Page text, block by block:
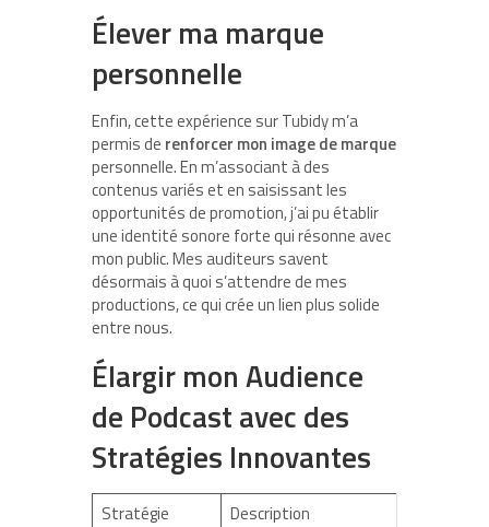
Élever ma marque
personnelle
Enfin, cette expérience sur Tubidy m’a
permis de renforcer mon image de marque
personnelle. En m’associant à des
contenus variés et en saisissant les
opportunités de promotion, j’ai pu établir
une identité sonore forte qui résonne avec
mon public. Mes auditeurs savent
désormais à quoi s’attendre de mes
productions, ce qui crée un lien plus solide
entre nous.
Élargir mon Audience
de Podcast avec des
Stratégies Innovantes
Stratégie
Description